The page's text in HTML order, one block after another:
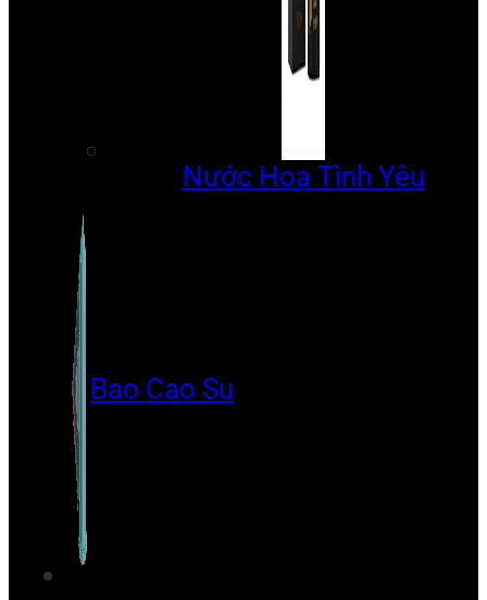
Nước Hoa Tình Yêu
Bao Cao Su